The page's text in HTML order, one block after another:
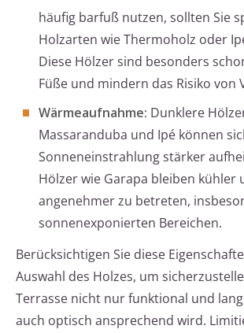
häufig barfuß nutzen, sollten Sie
Holzarten wie Thermoholz oder
Diese Hölzer sind besonders
Füße und mindern das Risiko von
Wärmeaufnahme: Dunklere
Massaranduba und Ipé können
Sonneneinstrahlung stärker
Hölzer wie Garapa bleiben kühler
angenehmer zu betreten,
sonnenexponierten Bereichen.
Berücksichtigen Sie diese
Auswahl des Holzes, um
Terrasse nicht nur funktional und
auch optisch ansprechend wird.